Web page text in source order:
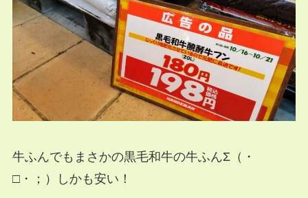
牛ふんでもまさかの黒毛和牛の牛ふんΣ（・
□・；）しかも安い！